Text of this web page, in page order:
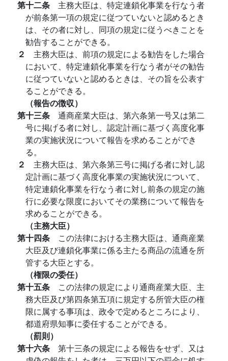
第十二条 主務大臣は、特定連鎖化事業を行なう者
が前条第一項の規定に従つていないと認めるとき
は、その者に対し、同項の規定に従うべきことを
勧告することができる。
２ 主務大臣は、前項の規定による勧告をした場合
において、特定連鎖化事業を行なう者がその勧告
に従つていないと認めるときは、その旨を公表す
ることができる。
（報告の徴収）
第十三条 通商産業大臣は、第六条第一号又は第二
号に掲げる者に対し、認定計画に基づく高度化事
業の実施状況について報告を求めることができ
る。
２ 主務大臣は、第六条第三号に掲げる者に対し認
定計画に基づく高度化事業の実施状況について、
特定連鎖化事業を行なう者に対し前条の規定の施
行に必要な限度においてその業務について報告を
求めることができる。
（主務大臣）
第十四条 この法律における主務大臣は、通商産業
大臣及び連鎖化事業に係る主たる商品の流通を所
管する大臣とする。
（権限の委任）
第十五条 この法律の規定により通商産業大臣、主
務大臣及び第四条第五項に規定する所管大臣の権
限に属する事項は、政令で定めるところにより、
都道府県知事に委任することができる。
（罰則）
第十六条 第十三条の規定による報告をせず、又は